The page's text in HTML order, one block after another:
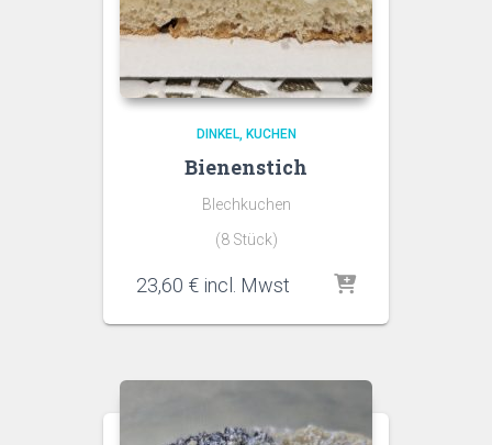
DINKEL KUCHEN
Bienenstich
Blechkuchen
(8 Stück)
23,60 € incl. Mwst